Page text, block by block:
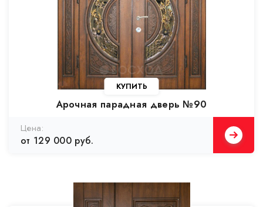
Арочная парадная дверь №90
от 129 000 руб.